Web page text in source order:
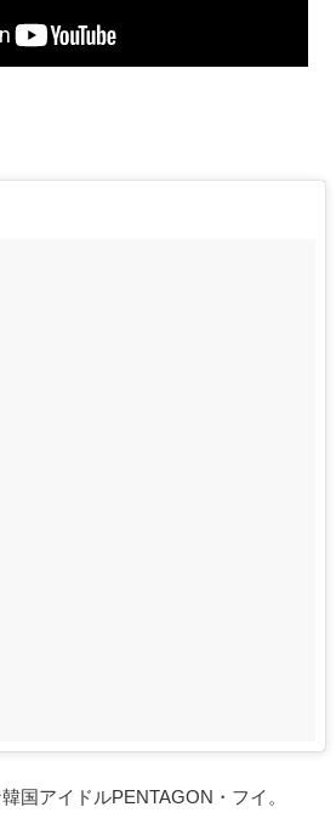
国アイドルPENTAGON・フイ。